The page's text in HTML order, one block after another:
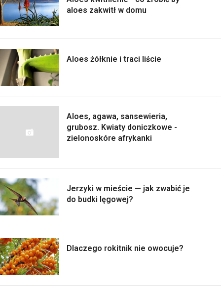
aloes zakwitł w domu
Aloes żółknie i traci liście
Aloes, agawa, sansewieria,
grubosz. Kwiaty doniczkowe -
zielonoskóre afrykanki
Jerzyki w mieście — jak zwabić je
do budki lęgowej?
Dlaczego rokitnik nie owocuje?